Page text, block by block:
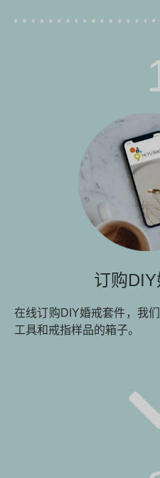
订购
在线订购DIY婚戒套件，我
工具和戒指样品的箱子。